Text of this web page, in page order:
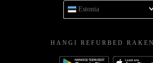
Estonia
HANGI REFURBED